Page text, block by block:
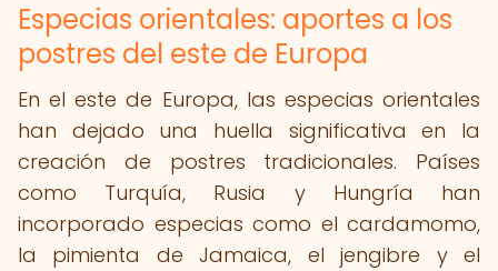
Especias orientales: aportes a los
postres del este de Europa
En el este de Europa, las especias orientales
han dejado una huella significativa en la
creación de postres tradicionales. Países
como Turquía, Rusia y Hungría han
incorporado especias como el cardamomo,
la pimienta de Jamaica, el jengibre y el